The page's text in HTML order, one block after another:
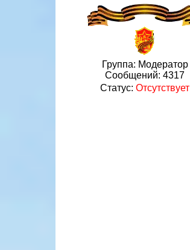
Группа: Модератор
Сообщений: 4317
Статус: Отсутствует